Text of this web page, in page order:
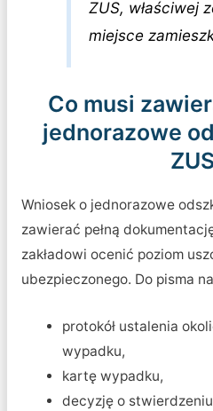
ZUS, właściwej
miejsce
Co musi
jednorazowe
Wniosek o jednorazowe
zawierać pełną
zakładowi ocenić poziom
ubezpieczonego. Do pisma
protokół ustalenia
wypadku,
kartę wypadku,
decyzję o